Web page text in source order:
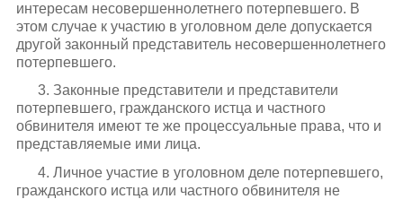
интересам несовершеннолетнего потерпевшего. В
этом случае к участию в уголовном деле допускается
другой законный представитель несовершеннолетнего
потерпевшего.
3. Законные представители и представители
потерпевшего, гражданского истца и частного
обвинителя имеют те же процессуальные права, что и
представляемые ими лица.
4. Личное участие в уголовном деле потерпевшего,
гражданского истца или частного обвинителя не